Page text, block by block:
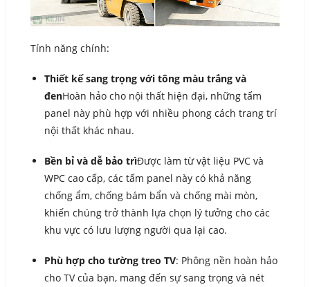
Tính năng chính:
Thiết kế sang trọng với tông màu trắng và
đenHoàn hảo cho nội thất hiện đại, những tấm
panel này phù hợp với nhiều phong cách trang trí
nội thất khác nhau.
Bền bỉ và dễ bảo trìĐược làm từ vật liệu PVC và
WPC cao cấp, các tấm panel này có khả năng
chống ẩm, chống bám bẩn và chống mài mòn,
khiến chúng trở thành lựa chọn lý tưởng cho các
khu vực có lưu lượng người qua lại cao.
Phù hợp cho tường treo TV: Phông nền hoàn hảo
cho TV của bạn, mang đến sự sang trọng và nét